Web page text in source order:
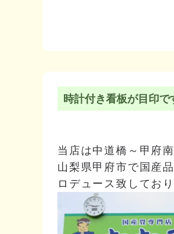
時計付き看板が目印で
当店は中道橋～甲府
山梨県甲府市で国産
ロデュース致しており